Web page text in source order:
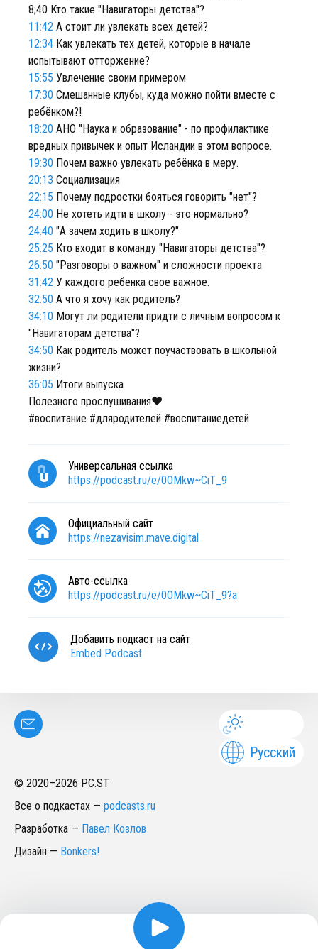
8;40 Кто такие "Навигаторы детства"?
11:42 А стоит ли увлекать всех детей?
12:34 Как увлекать тех детей, которые в начале
испытывают отторжение?
15:55 Увлечение своим примером
17:30 Смешанные клубы, куда можно пойти вместе с
ребёнком?!
18:20 АНО "Наука и образование" - по профилактике
вредных привычек и опыт Исландии в этом вопросе.
19:30 Почем важно увлекать ребёнка в меру.
20:13 Социализация
22:15 Почему подростки бояться говорить "нет"?
24:00 Не хотеть идти в школу - это нормально?
24:40 "А зачем ходить в школу?"
25:25 Кто входит в команду "Навигаторы детства"?
26:50 "Разговоры о важном" и сложности проекта
31:42 У каждого ребенка свое важное.
32:50 А что я хочу как родитель?
34:10 Могут ли родители придти с личным вопросом к
"Навигаторам детства"?
34:50 Как родитель может поучаствовать в школьной
жизни?
36:05 Итоги выпуска
Полезного прослушивания❤️
#воспитание #дляродителей #воспитаниедетей
Универсальная ссылка
https://podcast.ru/e/0OMkw~CiT_9
Официальный сайт
https://nezavisim.mave.digital
Авто-ссылка
https://podcast.ru/e/0OMkw~CiT_9?a
Добавить подкаст на сайт
Embed Podcast
Русский
© 2020–2026 PC.ST
Все о подкастах — podcasts.ru
Разработка — Павел Козлов
Дизайн — Bonkers!